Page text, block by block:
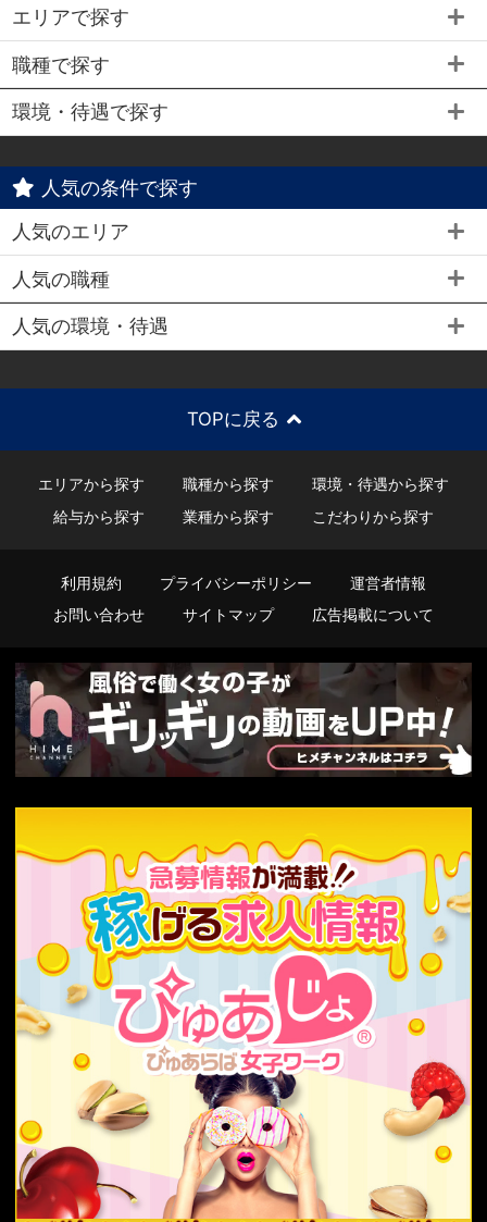
エリアで探す
職種で探す
環境・待遇で探す
人気の条件で探す
人気のエリア
人気の職種
人気の環境・待遇
TOPに戻る
エリアから探す 職種から探す
環境・待遇から探す
給与から探す
業種から探す こだわりから探す
利用規約 プライバシーポリシー
運営者情報
お問い合わせ
サイトマップ 広告掲載について